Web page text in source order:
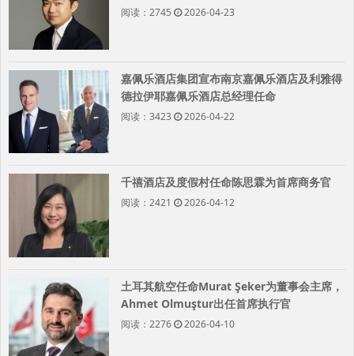
阅读：2745 2026-04-23
嘉佩乐酒店集团宣布南京嘉佩乐酒店及利雅得
德拉伊耶嘉佩乐酒店总经理任命
阅读：3423 2026-04-22
千禧酒店及度假村任命陈思霖为首席商务官
阅读：2421 2026-04-12
土耳其航空任命Murat Şeker为董事会主席，
Ahmet Olmuştur出任首席执行官
阅读：2276 2026-04-10